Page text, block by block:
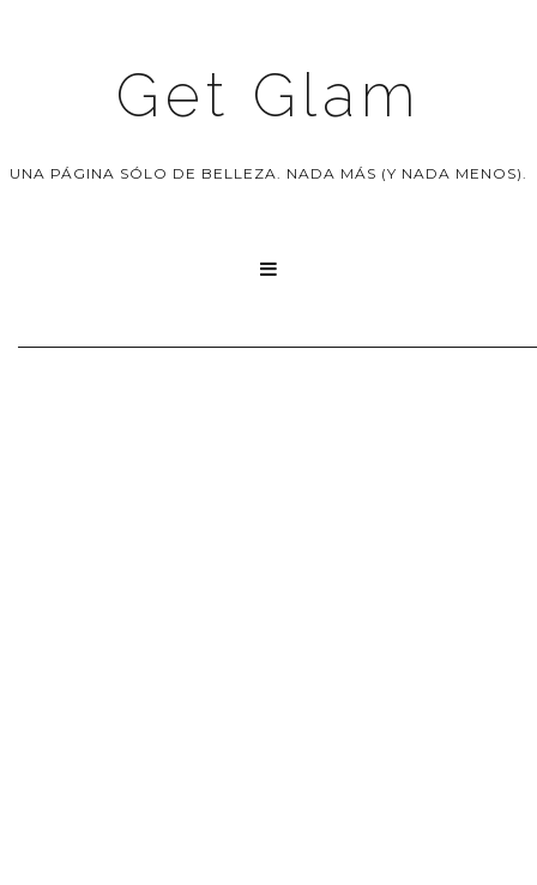
Get Glam
UNA PÁGINA SÓLO DE BELLEZA. NADA MÁS (Y NADA MENOS).
